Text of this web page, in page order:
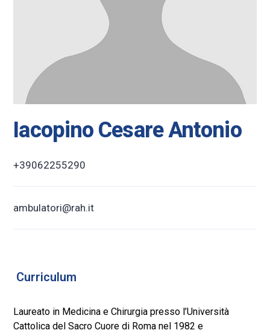
Iacopino Cesare Antonio
+39062255290
ambulatori@rah.it
Curriculum
Laureato in Medicina e Chirurgia presso l’Università
Cattolica del Sacro Cuore di Roma nel 1982 e